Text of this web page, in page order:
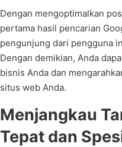
Dengan mengoptimalkan
pertama hasil pencarian
pengunjung dari pengguna
Dengan demikian, Anda
bisnis Anda dan
situs web Anda.
Menjangkau
Tepat dan